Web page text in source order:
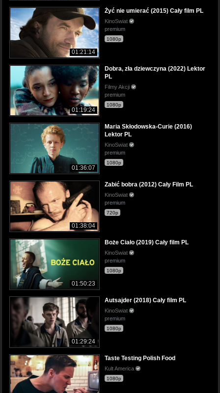
01:21:14
Żyć nie umierać (2015) Cały film PL
KinoSwiat
premium
1080p
01:19:24
Dobra, zła dziewczyna (2022) Lektor
PL
Filmy Akcji
premium
1080p
01:36:07
Maria Skłodowska-Curie (2016)
Lektor PL
KinoSwiat
premium
1080p
01:38:04
Zabić bobra (2012) Cały Film PL
KinoSwiat
premium
720p
01:50:23
Boże Ciało (2019) Cały film PL
KinoSwiat
premium
1080p
01:29:24
Autsajder (2018) Cały film PL
KinoSwiat
premium
1080p
Taste Testing Polish Food
Kult America
1080p